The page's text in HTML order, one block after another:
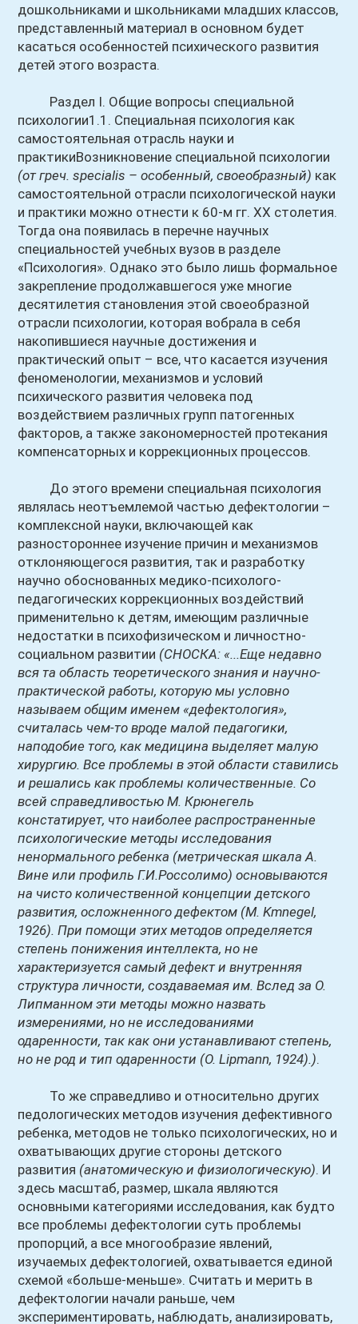
дошкольниками и школьниками младших классов,
представленный материал в основном будет
касаться особенностей психического развития
детей этого возраста.
Раздел I. Общие вопросы специальной
психологии1.1. Специальная психология как
самостоятельная отрасль науки и
практикиВозникновение специальной психологии
(от греч. specialis – особенный, своеобразный) как
самостоятельной отрасли психологической науки
и практики можно отнести к 60-м гг. XX столетия.
Тогда она появилась в перечне научных
специальностей учебных вузов в разделе
«Психология». Однако это было лишь формальное
закрепление продолжавшегося уже многие
десятилетия становления этой своеобразной
отрасли психологии, которая вобрала в себя
накопившиеся научные достижения и
практический опыт – все, что касается изучения
феноменологии, механизмов и условий
психического развития человека под
воздействием различных групп патогенных
факторов, а также закономерностей протекания
компенсаторных и коррекционных процессов.
До этого времени специальная психология
являлась неотъемлемой частью дефектологии –
комплексной науки, включающей как
разностороннее изучение причин и механизмов
отклоняющегося развития, так и разработку
научно обоснованных медико-психолого-
педагогических коррекционных воздействий
применительно к детям, имеющим различные
недостатки в психофизическом и личностно-
социальном развитии (СНОСКА: «...Еще недавно
вся та область теоретического знания и научно-
практической работы, которую мы условно
называем общим именем «дефектология»,
считалась чем-то вроде малой педагогики,
наподобие того, как медицина выделяет малую
хирургию. Все проблемы в этой области ставились
и решались как проблемы количественные. Со
всей справедливостью М. Крюнегель
констатирует, что наиболее распространенные
психологические методы исследования
ненормального ребенка (метрическая шкала А.
Вине или профиль Г.И.Россолимо) основываются
на чисто количественной концепции детского
развития, осложненного дефектом (M. Kmnegel,
1926). При помощи этих методов определяется
степень понижения интеллекта, но не
характеризуется самый дефект и внутренняя
структура личности, создаваемая им. Вслед за О.
Липманном эти методы можно назвать
измерениями, но не исследованиями
одаренности, так как они устанавливают степень,
но не род и тип одаренности (О. Lipmann, 1924).).
То же справедливо и относительно других
педологических методов изучения дефективного
ребенка, методов не только психологических, но и
охватывающих другие стороны детского
развития (анатомическую и физиологическую). И
здесь масштаб, размер, шкала являются
основными категориями исследования, как будто
все проблемы дефектологии суть проблемы
пропорций, а все многообразие явлений,
изучаемых дефектологией, охватывается единой
схемой «больше-меньше». Считать и мерить в
дефектологии начали раньше, чем
экспериментировать, наблюдать, анализировать,